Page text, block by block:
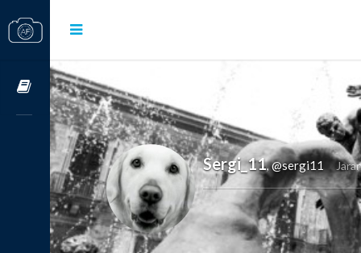
Cursos OnLine
Sergi_11,@sergi11